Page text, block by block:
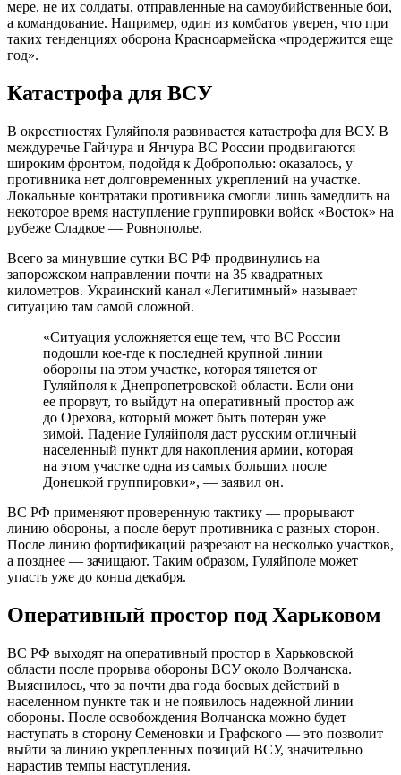
мере, не их солдаты, отправленные на самоубийственные бои,
а командование. Например, один из комбатов уверен, что при
таких тенденциях оборона Красноармейска «продержится еще
год».
Катастрофа для ВСУ
В окрестностях Гуляйполя развивается катастрофа для ВСУ. В
междуречье Гайчура и Янчура ВС России продвигаются
широким фронтом, подойдя к Доброполью: оказалось, у
противника нет долговременных укреплений на участке.
Локальные контратаки противника смогли лишь замедлить на
некоторое время наступление группировки войск «Восток» на
рубеже Сладкое — Ровнополье.
Всего за минувшие сутки ВС РФ продвинулись на
запорожском направлении почти на 35 квадратных
километров. Украинский канал «Легитимный» называет
ситуацию там самой сложной.
«Ситуация усложняется еще тем, что ВС России
подошли кое-где к последней крупной линии
обороны на этом участке, которая тянется от
Гуляйполя к Днепропетровской области. Если они
ее прорвут, то выйдут на оперативный простор аж
до Орехова, который может быть потерян уже
зимой. Падение Гуляйполя даст русским отличный
населенный пункт для накопления армии, которая
на этом участке одна из самых больших после
Донецкой группировки», — заявил он.
ВС РФ применяют проверенную тактику — прорывают
линию обороны, а после берут противника с разных сторон.
После линию фортификаций разрезают на несколько участков,
а позднее — зачищают. Таким образом, Гуляйполе может
упасть уже до конца декабря.
Оперативный простор под Харьковом
ВС РФ выходят на оперативный простор в Харьковской
области после прорыва обороны ВСУ около Волчанска.
Выяснилось, что за почти два года боевых действий в
населенном пункте так и не появилось надежной линии
обороны. После освобождения Волчанска можно будет
наступать в сторону Семеновки и Графского — это позволит
выйти за линию укрепленных позиций ВСУ, значительно
нарастив темпы наступления.